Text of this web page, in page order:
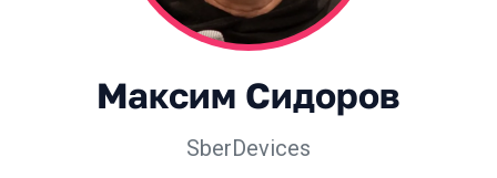
Максим Сидоров
SberDevices